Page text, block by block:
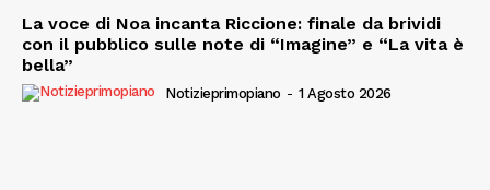
La voce di Noa incanta Riccione: finale da brividi
con il pubblico sulle note di “Imagine” e “La vita è
bella”
Notizieprimopiano - 1 Agosto 2026